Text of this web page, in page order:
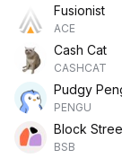
Fusionist
ACE
Cash Cat
CASHCAT
Pudgy
PENGU
Block
BSB